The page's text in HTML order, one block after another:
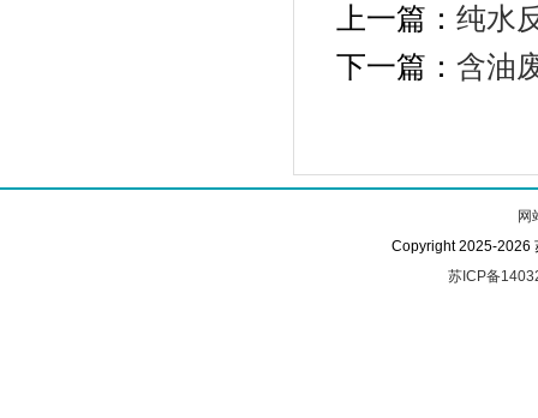
上一篇： 纯水
下一篇： 含油
网
Copyright 2025-2026
苏ICP备